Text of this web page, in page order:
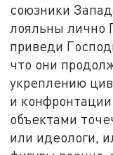
союзники
лояльны лично
приведи
что они
укреплению
и
объектами
или идеологи,